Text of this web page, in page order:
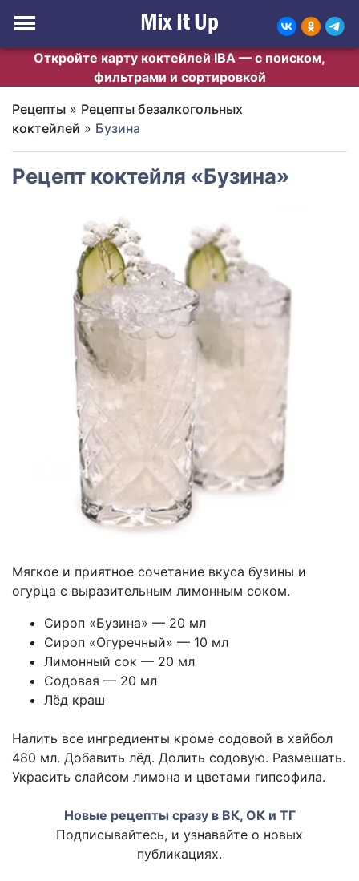
Откройте карту коктейлей IBA — с поиском,
фильтрами и сортировкой
Рецепты » Рецепты безалкогольных
коктейлей » Бузина
Рецепт коктейля «Бузина»
Мягкое и приятное сочетание вкуса бузины и
огурца с выразительным лимонным соком.
Сироп «Бузина» — 20 мл
Сироп «Огуречный» — 10 мл
Лимонный сок — 20 мл
Содовая — 20 мл
Лёд краш
Налить все ингредиенты кроме содовой в хайбол
480 мл. Добавить лёд. Долить содовую. Размешать.
Украсить слайсом лимона и цветами гипсофила.
Новые рецепты сразу в ВК, ОК и ТГ
Подписывайтесь, и узнавайте о новых
публикациях.